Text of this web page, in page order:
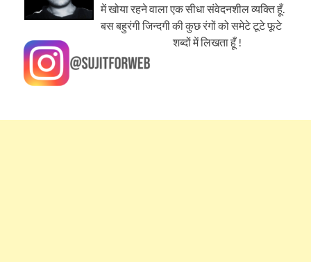
में खोया रहने वाला एक सीधा संवेदनशील व्यक्ति हूँ.
बस बहुरंगी जिन्दगी की कुछ रंगों को समेटे टूटे फूटे
शब्दों में लिखता हूँ !